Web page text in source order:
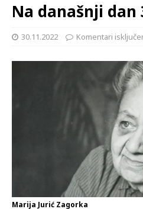
Na današnji dan
30.11.2022 Komentari
Marija Jurić Zagorka